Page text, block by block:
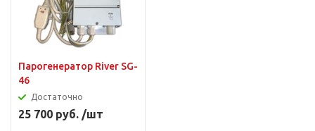
Парогенератор River SG-
46
Достаточно
25 700 руб. /шт